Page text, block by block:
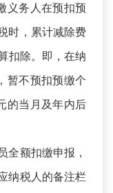
义务人在预扣预
时，累计减除费
扣除。即，在纳
暂不预扣预缴个
的当月及年内后
全额扣缴申报，
纳税人的备注栏